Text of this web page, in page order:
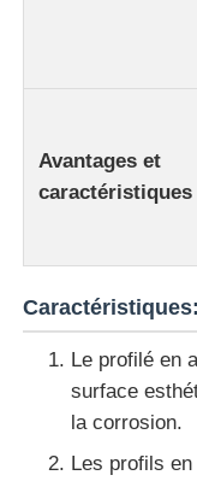
Profils de
Profiles de
Extrusion
Accessoires
Profils de
Avantages et
caractéristiques
Caractéristiques:
Le profilé en
surface
la corrosion.
Les profils